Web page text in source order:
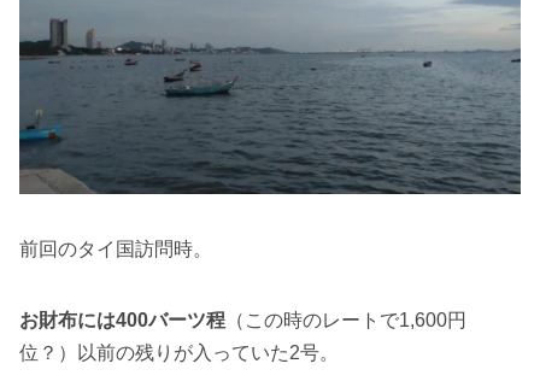
前回のタイ国訪問時。
お財布には400バーツ程 （この時のレートで1,600円
位？）以前の残りが入っていた2号。